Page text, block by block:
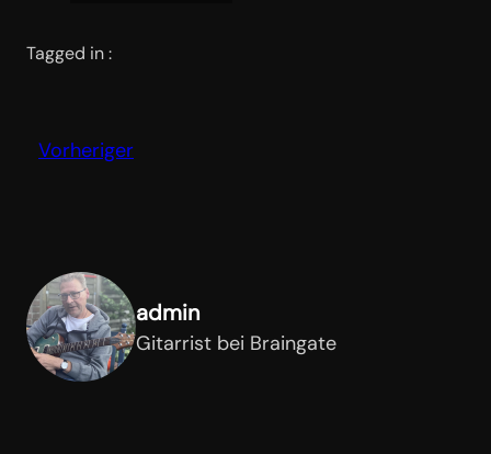
Tagged in :
Vorheriger
admin
Gitarrist bei Braingate